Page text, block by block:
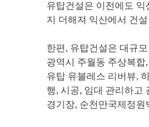
유탑건설은이전에도
지더해져익산에서건
한편 , 유탑건설은대규
광역시주월동주상복합,
유탑유블레스리버뷰,
행, 시공, 임대관리하고
경기장, 순천만국제정원